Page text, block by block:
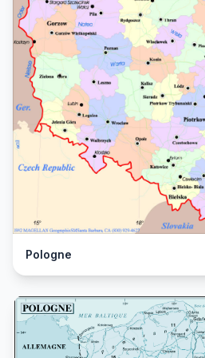
Pologne